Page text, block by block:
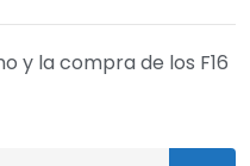
y la compra de los F16